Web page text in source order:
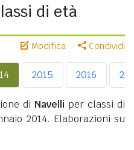
di età
Modifica Condividi
2015 2016
di Navelli per classi di
2014. Elaborazioni su